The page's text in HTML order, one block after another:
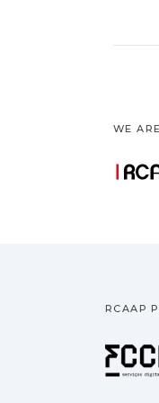
WE
RCAAP